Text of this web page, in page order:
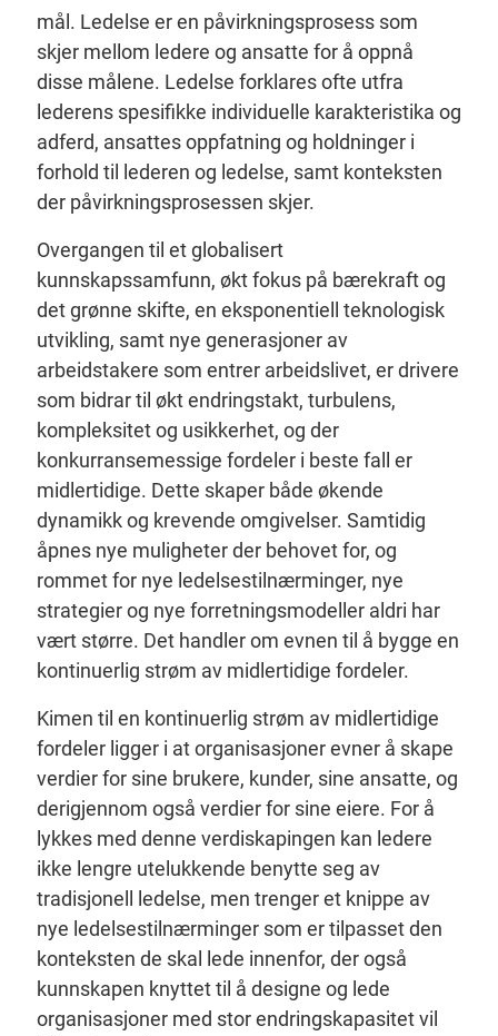
mål. Ledelse er en påvirkningsprosess som
skjer mellom ledere og ansatte for å oppnå
disse målene. Ledelse forklares ofte utfra
lederens spesifikke individuelle karakteristika og
adferd, ansattes oppfatning og holdninger i
forhold til lederen og ledelse, samt konteksten
der påvirkningsprosessen skjer.
Overgangen til et globalisert
kunnskapssamfunn, økt fokus på bærekraft og
det grønne skifte, en eksponentiell teknologisk
utvikling, samt nye generasjoner av
arbeidstakere som entrer arbeidslivet, er drivere
som bidrar til økt endringstakt, turbulens,
kompleksitet og usikkerhet, og der
konkurransemessige fordeler i beste fall er
midlertidige. Dette skaper både økende
dynamikk og krevende omgivelser. Samtidig
åpnes nye muligheter der behovet for, og
rommet for nye ledelsestilnærminger, nye
strategier og nye forretningsmodeller aldri har
vært større. Det handler om evnen til å bygge en
kontinuerlig strøm av midlertidige fordeler.
Kimen til en kontinuerlig strøm av midlertidige
fordeler ligger i at organisasjoner evner å skape
verdier for sine brukere, kunder, sine ansatte, og
derigjennom også verdier for sine eiere. For å
lykkes med denne verdiskapingen kan ledere
ikke lengre utelukkende benytte seg av
tradisjonell ledelse, men trenger et knippe av
nye ledelsestilnærminger som er tilpasset den
konteksten de skal lede innenfor, der også
kunnskapen knyttet til å designe og lede
organisasjoner med stor endringskapasitet vil